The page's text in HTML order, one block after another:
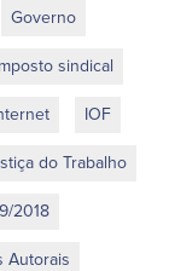
Governo
sindical
IOF
do Trabalho
2018
Autorais